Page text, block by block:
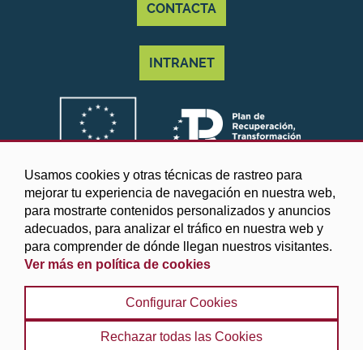
Usamos cookies y otras técnicas de rastreo para
mejorar tu experiencia de navegación en nuestra web,
para mostrarte contenidos personalizados y anuncios
adecuados, para analizar el tráfico en nuestra web y
para comprender de dónde llegan nuestros visitantes.
Ver más en política de cookies
Configurar Cookies
Rechazar todas las Cookies
CONTACTA
INTRANET
©2025 Diputación de Granada
Aviso legal y Política de privacidad | Política de cookies
Protección de datos | Accesibilidad | Búsqueda |
Mapa web